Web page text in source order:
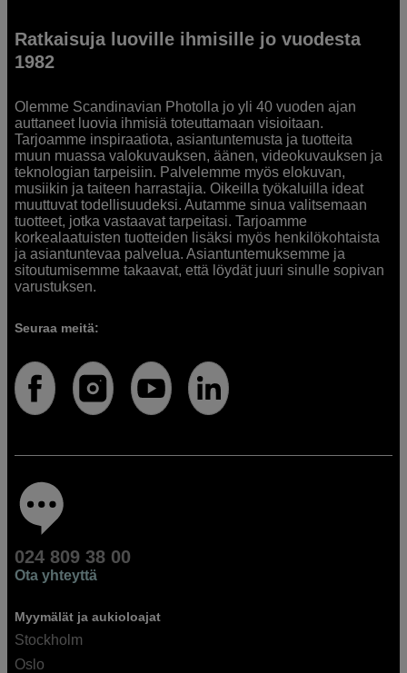
Ratkaisuja luoville ihmisille jo vuodesta
1982
Olemme Scandinavian Photolla jo yli 40 vuoden ajan
auttaneet luovia ihmisiä toteuttamaan visioitaan.
Tarjoamme inspiraatiota, asiantuntemusta ja tuotteita
muun muassa valokuvauksen, äänen, videokuvauksen ja
teknologian tarpeisiin. Palvelemme myös elokuvan,
musiikin ja taiteen harrastajia. Oikeilla työkaluilla ideat
muuttuvat todellisuudeksi. Autamme sinua valitsemaan
tuotteet, jotka vastaavat tarpeitasi. Tarjoamme
korkealaatuisten tuotteiden lisäksi myös henkilökohtaista
ja asiantuntevaa palvelua. Asiantuntemuksemme ja
sitoutumisemme takaavat, että löydät juuri sinulle sopivan
varustuksen.
Seuraa meitä:
024 809 38 00
Ota yhteyttä
Myymälät ja aukioloajat
Stockholm
Oslo